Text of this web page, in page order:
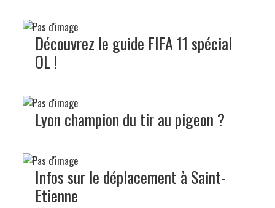
Découvrez le guide FIFA 11 spécial
OL !
Lyon champion du tir au pigeon ?
Infos sur le déplacement à Saint-
Etienne